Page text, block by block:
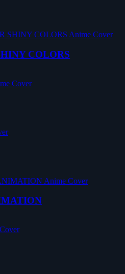
COLORS